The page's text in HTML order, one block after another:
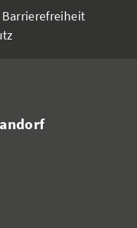
Barrierefreiheit